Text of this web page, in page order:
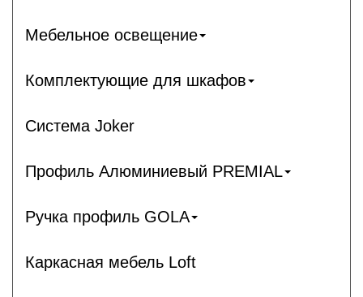
Мебельное освещение
Комплектующие для шкафов
Система Joker
Профиль Алюминиевый PREMIAL
Ручка профиль GOLA
Каркасная мебель Loft